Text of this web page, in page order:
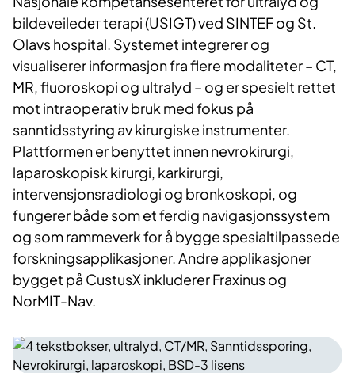
bildeveiledет terapi (USIGT) ved SINTEF og St.
Olavs hospital. Systemet integrerer og
visualiserer informasjon fra flere modaliteter – CT,
MR, fluoroskopi og ultralyd – og er spesielt rettet
mot intraoperativ bruk med fokus på
sanntidsstyring av kirurgiske instrumenter.
Plattformen er benyttet innen nevrokirurgi,
laparoskopisk kirurgi, karkirurgi,
intervensjonsradiologi og bronkoskopi, og
fungerer både som et ferdig navigasjonssystem
og som rammeverk for å bygge spesialtilpassede
forskningsapplikasjoner. Andre applikasjoner
bygget på CustusX inkluderer Fraxinus og
NorMIT-Nav.